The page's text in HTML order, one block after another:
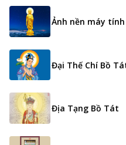
Ảnh nền máy tính
Đại Thế Chí Bồ
Địa Tạng Bồ Tát